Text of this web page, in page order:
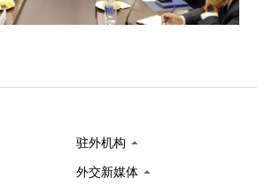
驻外机构
外交新媒体